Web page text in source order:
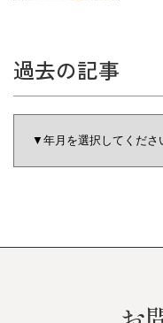
過去の記事